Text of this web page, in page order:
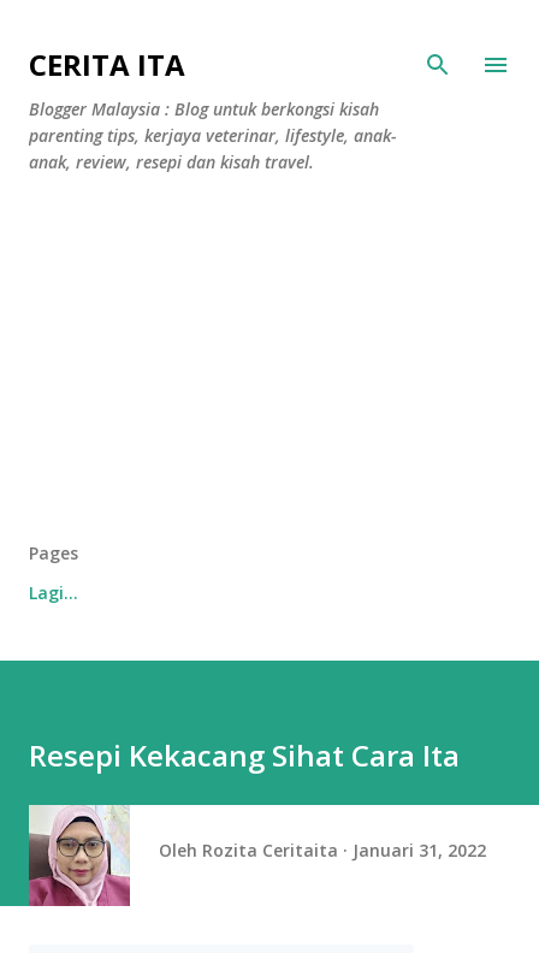
CERITA ITA
Blogger Malaysia : Blog untuk berkongsi kisah
parenting tips, kerjaya veterinar, lifestyle, anak-
anak, review, resepi dan kisah travel.
Pages
Lagi…
Resepi Kekacang Sihat Cara Ita
Oleh Rozita Ceritaita Januari 31, 2022